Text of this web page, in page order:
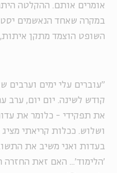
אומרים אותם. ההקלטה
במקרה שאחד הנאשמים
השופט הוצמד מתקן
"עוברים עלי ימים וערבים
קודש לשינה. יום יום, ערב
את תפקידי - כלומר את
ושלוש. ככלות קריאתי
בעדות ואני משיב את
'הלימוד'... האם זאת החזרה